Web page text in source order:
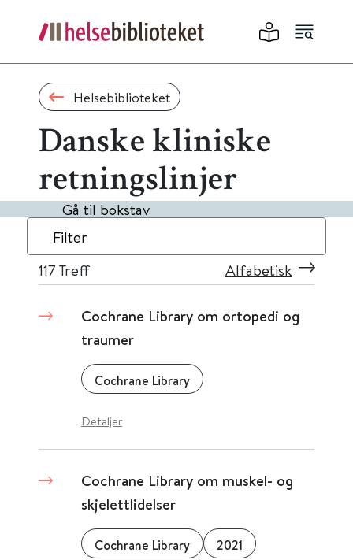
Helsebiblioteket
Danske kliniske
retningslinjer
Gå til bokstav
Filter
117Treff Alfabetisk
Cochrane Library om ortopedi og
traumer
Cochrane Library
Detaljer
Cochrane Library om muskel- og
skjelettlidelser
Cochrane Library 2021